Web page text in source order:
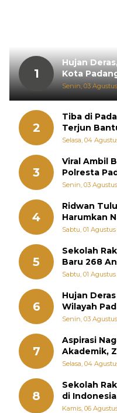
1
Hujan
Kota
Senin, 03
2
Tiba di
Terjun
Selasa, 04
3
Viral Ambil
Polresta
Sebenarnya
Senin, 03
4
Ridwan
Harumkan
Diabadikan
Sabtu, 01 Agustus
5
Sekolah
Baru 268
Memutus
Sabtu, 01 Agustus
6
Hujan
Wilayah
Senin, 03
7
Aspirasi
Akademik,
Selasa, 04
8
Sekolah
di
September
Kamis, 06